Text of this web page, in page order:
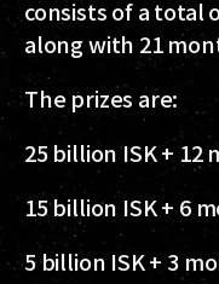
consists of a total
along with 21
The prizes are:
25 billion ISK + 12
15 billion ISK + 6
5 billion ISK + 3